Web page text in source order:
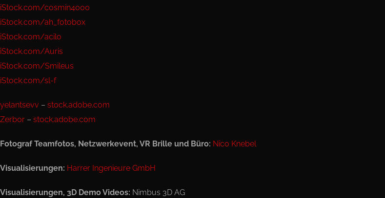
iStock.com/cosmin4000
iStock.com/ah_fotobox
iStock.com/acilo
iStock.com/Auris
iStock.com/Smileus
iStock.com/sl-f
yelantsevv – stock.adobe.com
Zerbor – stock.adobe.com
Fotograf Teamfotos, Netzwerkevent, VR Brille und Büro: Nico Knebel
Visualisierungen: Harrer Ingenieure GmbH
Visualisierungen, 3D Demo Videos: Nimbus 3D AG